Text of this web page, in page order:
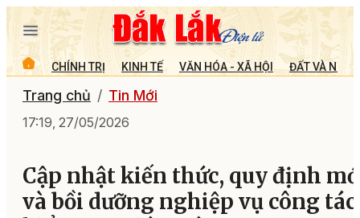
CHÍNH TRỊ KINH TẾ VĂN HÓA - XÃ HỘI ĐẤT VÀ
Trang chủ Tin Mới
17:19, 27/05/2026
Cập nhật kiến thức, quy định
và bồi dưỡng nghiệp vụ công tác